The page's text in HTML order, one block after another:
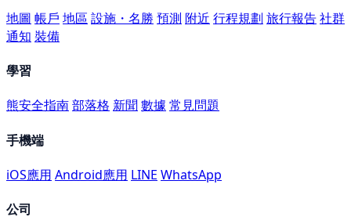
地圖 帳戶 地區 設施・名勝 預測 附近 行程規劃 旅行報告社群
通知 裝備
學習
熊安全指南部落格 新聞數據 常見問題
手機端
iOS應用 Android應用 LINE WhatsApp
公司